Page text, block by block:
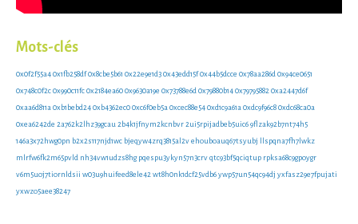
Mots-clés
0x0f2f55a40x1fb258df0x8cbe5b61 0x22e9e1d30x43edd15f0x44b5dcce 0x78aa286d0x94ce0651
0x748c0f2c0x990c11fc0x2184ea600x9630a19e 0x73788e6d0x79880b140x797958820xa2447d6f
0xaa6d811a0xb1bebd240xb4362ec00xc6f0eb5a0xcec88e540xd1c9a61a0xdc9f96c80xdc68ca0a
0xea6242de 2a762k2lhz39gcau2b4k1jfnym2kcnbvr2ui5rpijadbeb5uic69flzak92b7nt74h5
146a3x72hwg0pn b2x2s117njd1wc bjeqyw4zrq3815al2vehouboauq67tsyubj llspqna7fh7lwkz
mlrfw6fk2m65pvld nh34vw1udzs8hg pqespu3ykyn57n3crvqtc93bf5qciqtup rpksa68c9gpoygr
v6m5uoj7tiornldsii w03u9huifeed8ele42wt8h0nk1dcf25vdb6ywp57un54qc94dj yxfasz29e7fpujati
yxwzo5aee38247